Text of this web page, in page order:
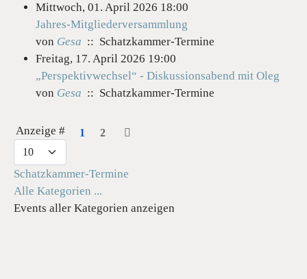
Mittwoch, 01. April 2026 18:00
Jahres-Mitgliederversammlung
von Gesa :: Schatzkammer-Termine
Freitag, 17. April 2026 19:00
„Perspektivwechsel“ - Diskussionsabend mit Oleg
von Gesa :: Schatzkammer-Termine
Limite der Paginierungsliste
Anzeige # 1 2
Schatzkammer-Termine
Alle Kategorien ...
Events aller Kategorien anzeigen